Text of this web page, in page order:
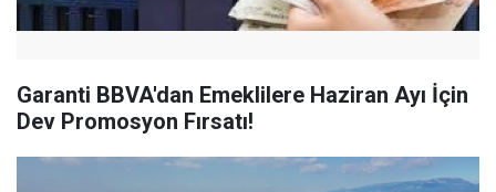
Garanti BBVA'dan Emeklilere Haziran Ayı İçin
Dev Promosyon Fırsatı!